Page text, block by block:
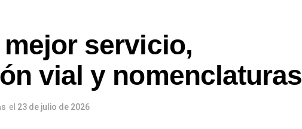
servicio,
vial y nomenclaturas
el 23 de julio de 2026